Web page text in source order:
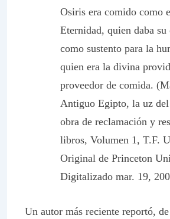
Osiris era comido como
Eternidad, quien daba su
como sustento para la
quien era la divina
proveedor de comida.
Antiguo Egipto, la uz
obra de reclamación y
libros, Volumen 1, T.F.
Original de Princeton
Digitalizado mar. 19,
Un autor más reciente reportó,